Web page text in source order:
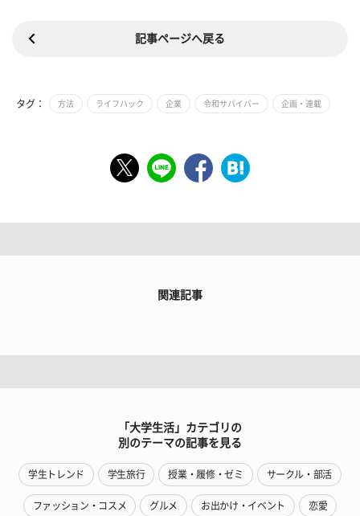
記事ページへ戻る
タグ： 方法 ライフハック 企業 令和サバイバー 企画・連載
関連記事
「大学生活」カテゴリの
別のテーマの記事を見る
学生トレンド 学生旅行 授業・履修・ゼミ サークル・部活
ファッション・コスメ グルメ お出かけ・イベント 恋愛